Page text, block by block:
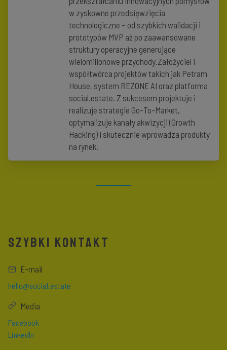
w zyskowne przedsięwzięcia
technologiczne – od szybkich walidacji i
prototypów MVP aż po zaawansowane
struktury operacyjne generujące
wielomilionowe przychody.Założyciel i
współtwórca projektów takich jak Petram
House, system REZONE AI oraz platforma
social.estate. Z sukcesem projektuje i
realizuje strategie Go-To-Market,
optymalizuje kanały akwizycji (Growth
Hacking) i skutecznie wprowadza produkty
na rynek.
SZYBKI KONTAKT
E-mail
hello@social.estate
Media
Facebook
LinkedIn